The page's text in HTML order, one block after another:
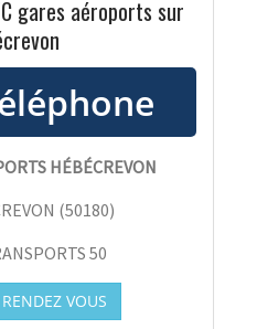
gares aéroports sur
HÉBÉCREVON
(50180)
50
VOUS